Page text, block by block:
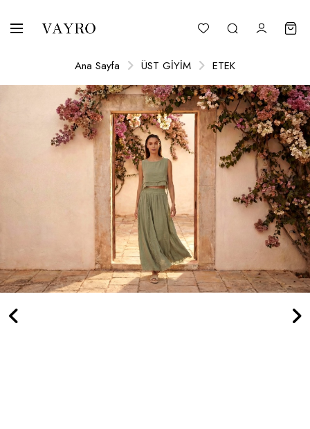
Ana Sayfa ÜST GİYİM ETEK